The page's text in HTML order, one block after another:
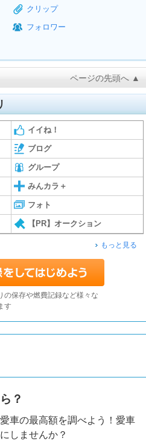
クリップ
フォロワー
ページの先頭へ ▲
イイね！
ブログ
グループ
みんカラ＋
フォト
【PR】オークション
もっと見る
の保存や燃費記録など様々な
す
？
車の最高額を調べよう！愛車
しませんか？